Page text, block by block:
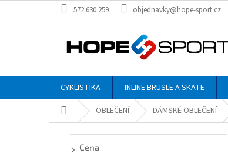
na
572 630 259 objednavky@hope-sport.cz
CYKLISTIKA INLINE BRUSLE A SKATE
Domů OBLEČENÍ DÁMSKÉ OBLEČENÍ
Cena